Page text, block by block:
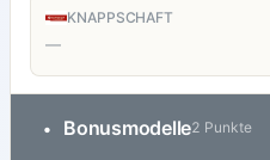
KNAPPSCHAFT
—
• Bonusmodelle2 Punkte